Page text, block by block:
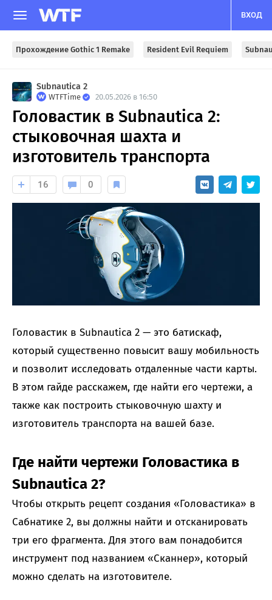
ВХОД
Прохождение Gothic 1 Remake Resident Evil Requiem
Subnautica 2
WTFTime 20.05.2026 в 16:50
Головастик в Subnautica 2:
стыковочная шахта и
изготовитель транспорта
16 0
Головастик в Subnautica 2 — это батискаф,
который существенно повысит вашу мобильность
и позволит исследовать отдаленные части карты.
В этом гайде расскажем, где найти его чертежи, а
также как построить стыковочную шахту и
изготовитель транспорта на вашей базе.
Где найти чертежи Головастика в
Subnautica 2?
Чтобы открыть рецепт создания «Головастика» в
Сабнатике 2, вы должны найти и отсканировать
три его фрагмента. Для этого вам понадобится
инструмент под названием «Сканнер», который
можно сделать на изготовителе.